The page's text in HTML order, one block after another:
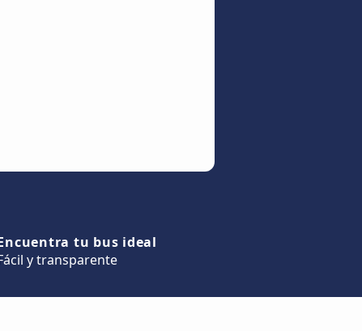
tu bus ideal
y transparente